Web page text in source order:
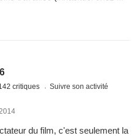
critiques Suivre son activité
du film, c'est seulement la